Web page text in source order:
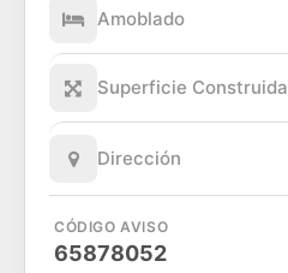
Amoblado
Superficie Construida
Dirección
CÓDIGO AVISO
65878052